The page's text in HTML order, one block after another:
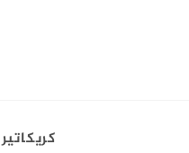
كريكاتير